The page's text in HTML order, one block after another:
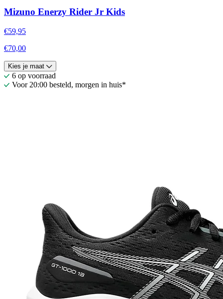
Mizuno Enerzy Rider Jr Kids
€59,95
€70,00
Kies je maat
6 op voorraad
Voor 20:00 besteld, morgen in huis*